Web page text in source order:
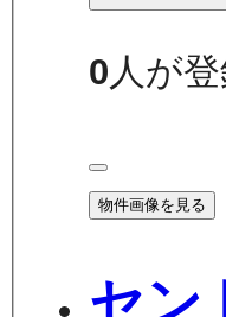
0人が
物件画像を見る
セン